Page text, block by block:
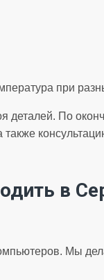
при
деталей. По
также
в
Мы